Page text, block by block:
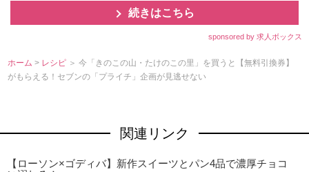
続きはこちら
sponsored by 求人ボックス
ホーム > レシピ ＞ 今「きのこの山・たけのこの里」を買うと【無料引換券】
がもらえる！セブンの「プライチ」企画が見逃せない
関連リンク
【ローソン×ゴディバ】新作スイーツとパン4品で濃厚チョコ